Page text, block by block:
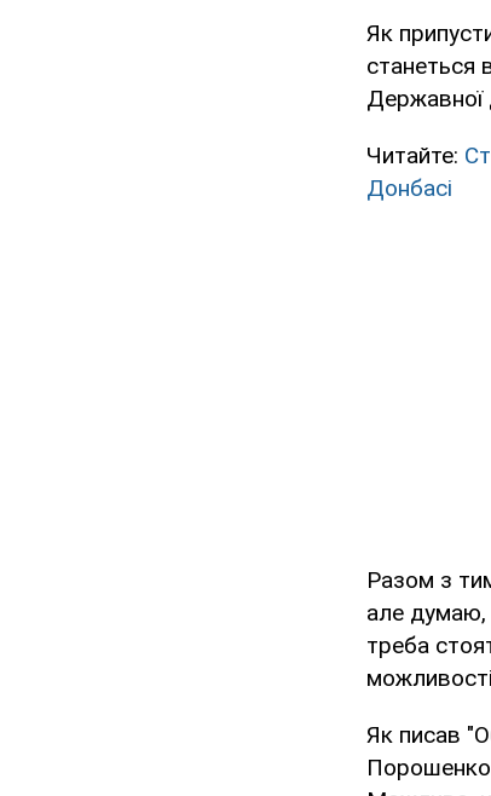
Як
станеться
Державної
Читайте:
Донбасі
Разом з
але думаю,
треба
можливості
Як писав